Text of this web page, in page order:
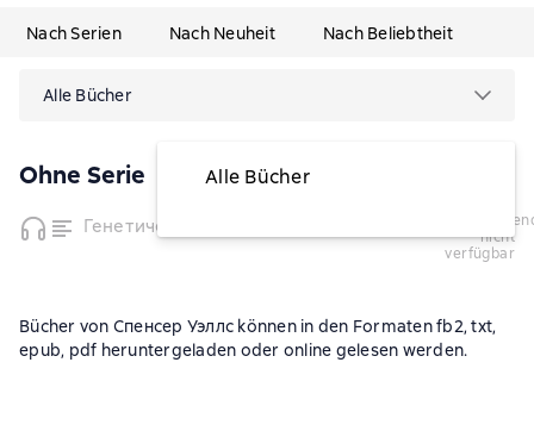
Nach Serien Nach Neuheit Nach Beliebtheit
Alle Bücher
Alle Bücher
Ohne Serie
Генетическая одиссея человека
nicht
verfügbar
Bücher von Спенсер Уэллс können in den Formaten fb2, txt,
epub, pdf heruntergeladen oder online gelesen werden.